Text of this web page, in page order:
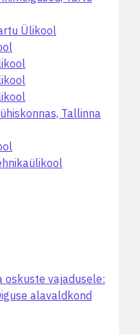
Ülikool
Tallinna
oskuste vajadusele:
alavaldkond